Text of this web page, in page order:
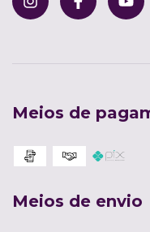
Meios de
Meios de envio